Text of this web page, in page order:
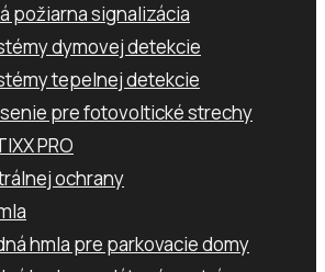
požiarna signalizácia
dymovej detekcie
tepelnej detekcie
pre fotovoltické strechy
PRO
ochrany
hmla pre parkovacie domy